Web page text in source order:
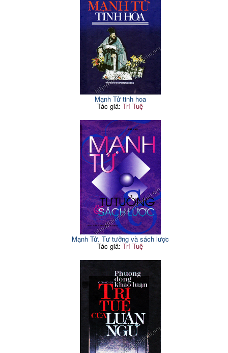
Mạnh Tử tinh hoa
Tác giả:Trí Tuệ
Mạnh Tử. Tư tưởng và sách lược
Tác giả:Trí Tuệ